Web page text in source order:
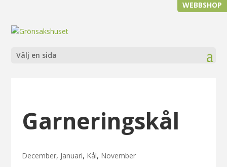
WEBBSHOP
Välj en sida
Garneringskål
December, Januari, Kål, November